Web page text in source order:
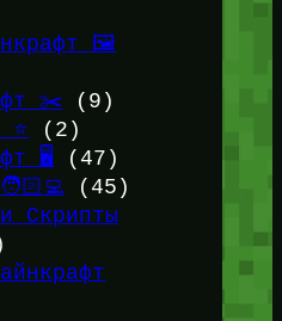
🖼️
✂️ (9)
(2)
🖥️
(47)
(45)
Скрипты